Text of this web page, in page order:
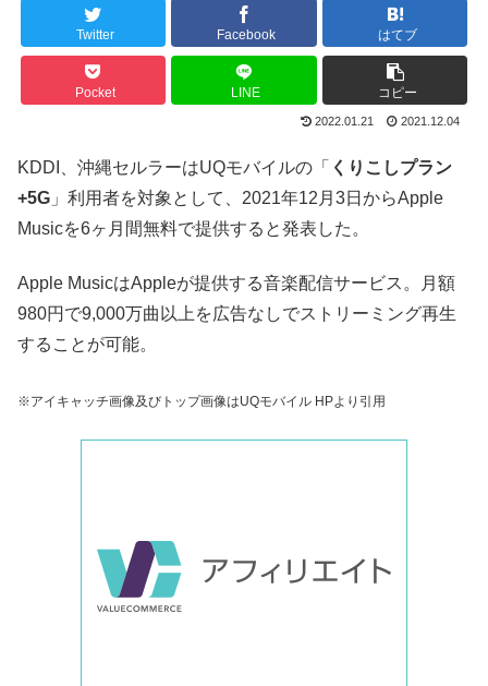
Twitter Facebook はてブ
Pocket LINE コピー
2022.01.21 2021.12.04
KDDI、沖縄セルラーはUQモバイルの「 くりこしプラン
+5G 」利用者を対象として、2021年12月3日からApple
Musicを6ヶ月間無料で提供すると発表した。
Apple MusicはAppleが提供する音楽配信サービス。月額
980円で9,000万曲以上を広告なしでストリーミング再生
することが可能。
※アイキャッチ画像及びトップ画像はUQモバイル HPより引用